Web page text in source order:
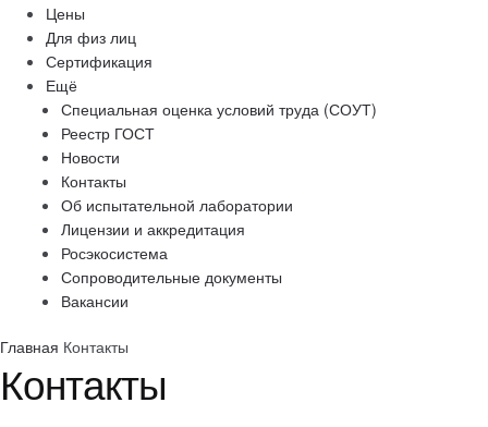
Цены
Для физ лиц
Сертификация
Ещё
Специальная оценка условий труда (СОУТ)
Реестр ГОСТ
Новости
Контакты
Об испытательной лаборатории
Лицензии и аккредитация
Росэкосистема
Сопроводительные документы
Вакансии
Главная Контакты
Контакты